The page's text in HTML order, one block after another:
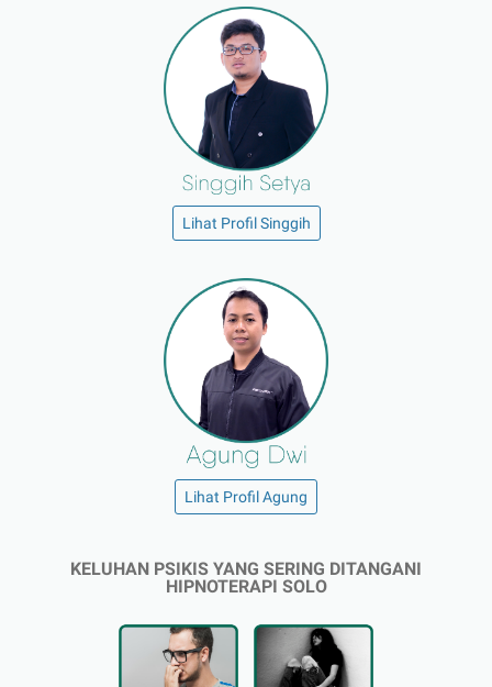
Lihat Profil Singgih
Lihat Profil Agung
KELUHAN PSIKIS YANG SERING DITANGANI
HIPNOTERAPI SOLO